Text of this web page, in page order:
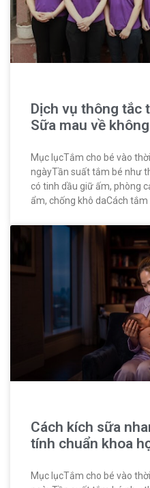
Dịch vụ thông tắc
Sữa mau về
Mục lụcTắm cho bé vào
ngàyTần suất tắm bé như
có tinh dầu giữ ấm, phòng
ẩm, chống khô daCách tắm
Cách kích sữa
tính chuẩn khoa
Mục lụcTắm cho bé vào